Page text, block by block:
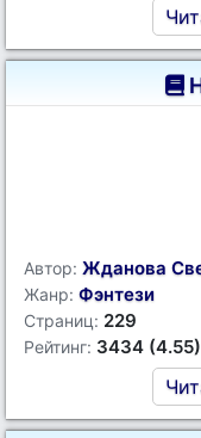
Автор: Жданова
Жанр: Фэнтези
Страниц: 229
Рейтинг: 3434 (4.55)